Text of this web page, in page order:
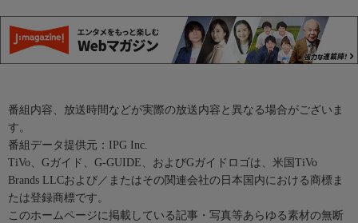
番組内容、放送時間などが実際の放送内容と異なる場合がございま
す。
番組データ提供元：IPG Inc.
TiVo、Gガイド、G-GUIDE、およびGガイドロゴは、米国TiVo
Brands LLCおよび／またはその関連会社の日本国内における商標ま
たは登録商標です。
このホームページに掲載している記事・写真等あらゆる素材の無断